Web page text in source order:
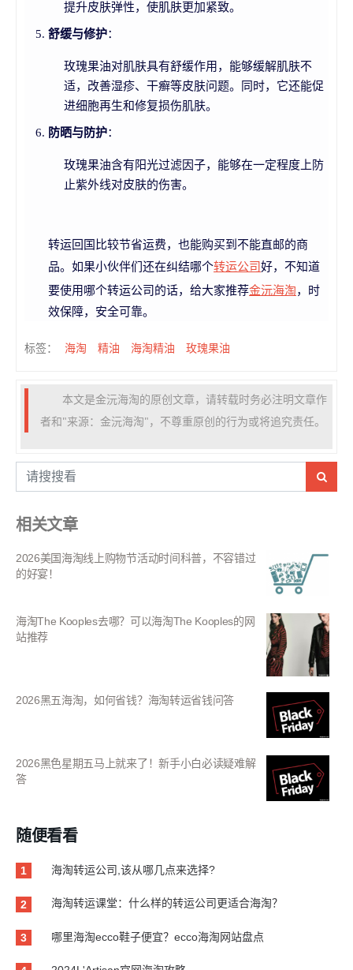
提升皮肤弹性，使肌肤更加紧致。
舒缓与修护：
玫瑰果油对肌肤具有舒缓作用，能够缓解肌肤不
适，改善湿疹、干癣等皮肤问题。同时，它还能促
进细胞再生和修复损伤肌肤。
防晒与防护：
玫瑰果油含有阳光过滤因子，能够在一定程度上防
止紫外线对皮肤的伤害。
转运回国比较节省运费，也能购买到不能直邮的商
品。如果小伙伴们还在纠结哪个转运公司好，不知道
要使用哪个转运公司的话，给大家推荐金沅海淘，时
效保障，安全可靠。
标签： 海淘 精油 海淘精油 玫瑰果油
本文是金沅海淘的原创文章，请转载时务必注明文章作
者和"来源：金沅海淘"，不尊重原创的行为或将追究责任。
相关文章
2026美国海淘线上购物节活动时间科普，不容错过
的好宴！
海淘The Kooples去哪？可以海淘The Kooples的网
站推荐
2026黑五海淘，如何省钱？海淘转运省钱问答
2026黑色星期五马上就来了！新手小白必读疑难解
答
随便看看
1 海淘转运公司,该从哪几点来选择?
2 海淘转运课堂：什么样的转运公司更适合海淘？
3 哪里海淘ecco鞋子便宜？ecco海淘网站盘点